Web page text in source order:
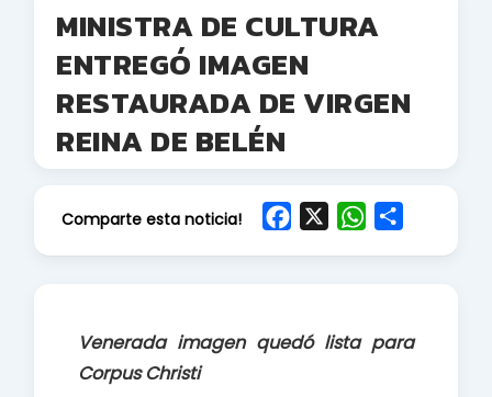
MINISTRA DE CULTURA
ENTREGÓ IMAGEN
RESTAURADA DE VIRGEN
REINA DE BELÉN
Comparte esta noticia!
b
W
A
Venerada imagen quedó lista para
Corpus Christi